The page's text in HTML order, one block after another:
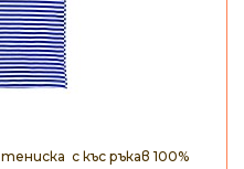
с къс ръкав 100%